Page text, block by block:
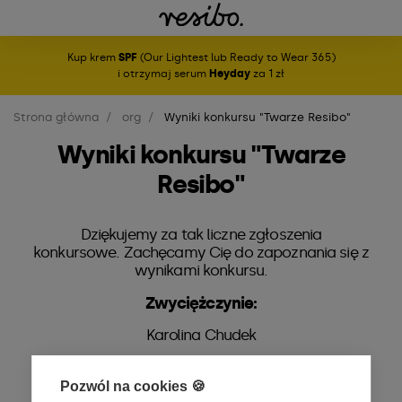
Kup kremSPF (Our Lightest lub Ready to Wear 365)
i otrzymaj serum Heyday za 1 zł
Strona główna org Wyniki konkursu "Twarze Resibo"
Wyniki konkursu "Twarze
Resibo"
Dziękujemy za tak liczne zgłoszenia
konkursowe. Zachęcamy Cię do zapoznania się z
wynikami konkursu.
Zwyciężczynie:
Karolina Chudek
Pozwól na cookies 🍪